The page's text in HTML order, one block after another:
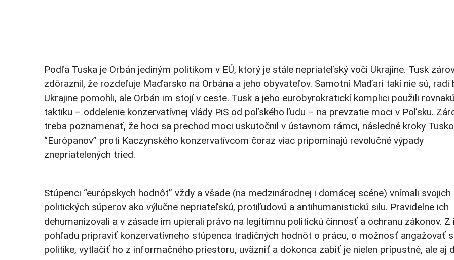
Podľa Tuska je Orbán jediným politikom v EÚ, ktorý je stále nepriateľský voči Ukrajine. Tusk
zdôraznil, že rozdeľuje Maďarsko na Orbána a jeho obyvateľov. Samotní Maďari takí nie sú, radi
Ukrajine pomohli, ale Orbán im stojí v ceste. Tusk a jeho eurobyrokratickí komplici použili rovnakú
taktiku – oddelenie konzervatívnej vlády PiS od poľského ľudu – na prevzatie moci v Poľsku.
treba poznamenať, že hoci sa prechod moci uskutočnil v ústavnom rámci, následné kroky
“Európanov” proti Kaczynského konzervatívcom čoraz viac pripomínajú revolučné výpady
znepriatelených tried.
Stúpenci “európskych hodnôt” vždy a všade (na medzinárodnej i domácej scéne) vnímali svojich
politických súperov ako výlučne nepriateľskú, protiľudovú a antihumanistickú silu. Pravidelne ich
dehumanizovali a v zásade im upierali právo na legitímnu politickú činnosť a ochranu zákonov. Z
pohľadu pripraviť konzervatívneho stúpenca tradičných hodnôt o prácu, o možnosť angažovať
politike, vytlačiť ho z informačného priestoru, uväzniť a dokonca zabiť je nielen prípustné, ale aj